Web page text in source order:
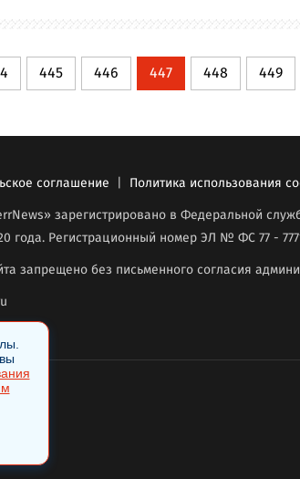
445 446 447 448 449
соглашение | Политика использования
зарегистрировано в Федеральной
года. Регистрационный номер ЭЛ № ФС 77 -
запрещено без письменного согласия